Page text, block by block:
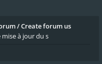
/ Create forum us
à jour du s